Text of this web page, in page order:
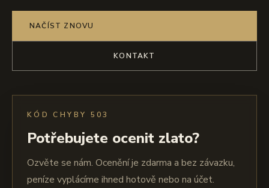
NAČÍST ZNOVU
KONTAKT
KÓD CHYBY 503
Potřebujete ocenit zlato?
Ozvěte se nám. Ocenění je zdarma a bez závazku,
peníze vyplácíme ihned hotově nebo na účet.